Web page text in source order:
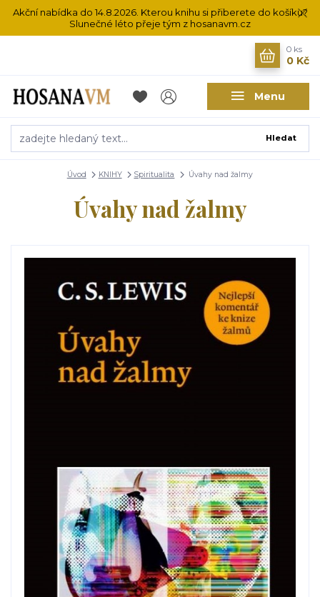
Akční nabídka do 14.8.2026. Kterou knihu si přiberete do košíku?
Slunečné léto přeje tým z hosanavm.cz
Menu
Hledat
0 ks
0 Kč
Úvod KNIHY Spiritualita Úvahy nad žalmy
Úvahy nad žalmy